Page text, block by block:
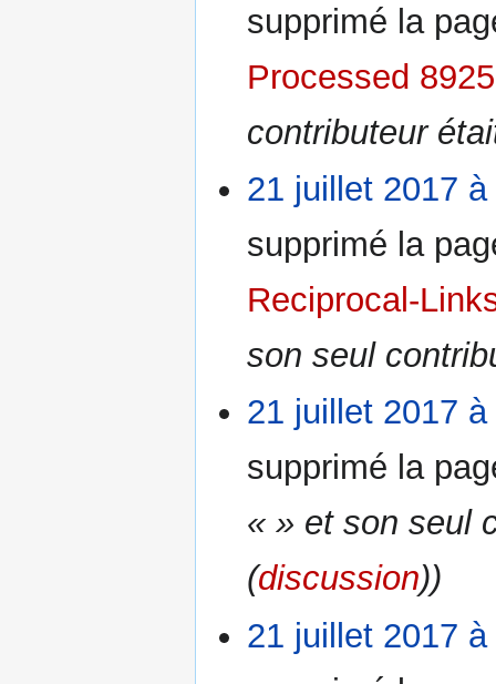
supprimé la
Processed
contributeur
21 juillet 2017 à
supprimé la
Reciprocal-
son seul
21 juillet 2017 à
supprimé la
« » et son seul
(discussion))
21 juillet 2017 à